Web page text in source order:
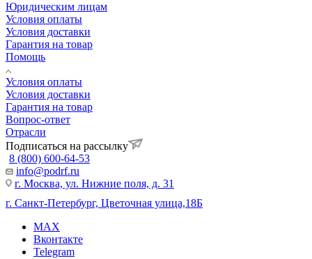
Юридическим лицам
Условия оплаты
Условия доставки
Гарантия на товар
Помощь
Условия оплаты
Условия доставки
Гарантия на товар
Вопрос-ответ
Отрасли
Подписаться на рассылку
8 (800) 600-64-53
info@podrf.ru
г. Москва, ул. Нижние поля, д. 31
г. Санкт-Петербург, Цветочная улица,18Б
MAX
Вконтакте
Telegram